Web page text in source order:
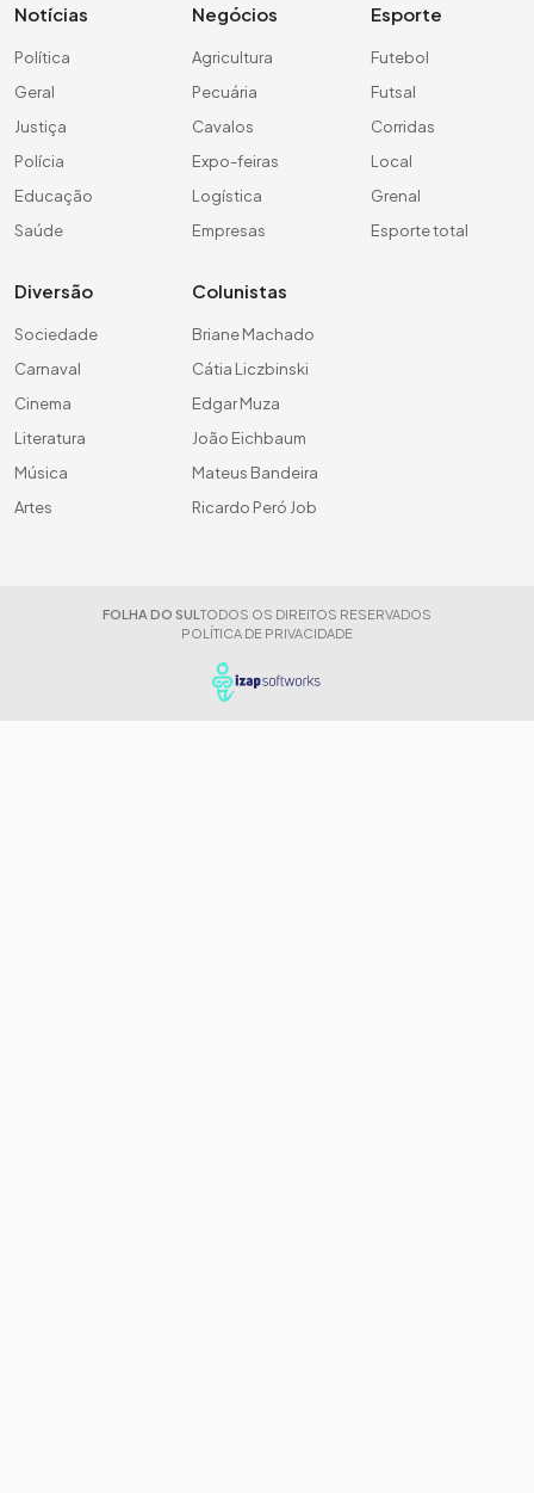
Notícias
Política
Geral
Justiça
Polícia
Educação
Saúde
Negócios
Agricultura
Pecuária
Cavalos
Expo-feiras
Logística
Empresas
Esporte
Futebol
Futsal
Corridas
Local
Grenal
Esporte total
Diversão
Sociedade
Carnaval
Cinema
Literatura
Música
Artes
Colunistas
Briane Machado
Cátia Liczbinski
Edgar Muza
João Eichbaum
Mateus Bandeira
Ricardo Peró Job
FOLHA DO SUL TODOS OS DIREITOS RESERVADOS
POLÍTICA DE PRIVACIDADE